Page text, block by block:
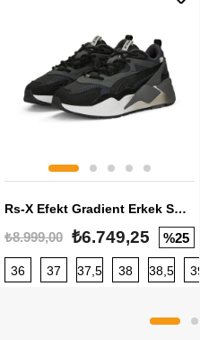
Rs-X Efekt Gradient Erkek Sneaker
₺8.999,00 ₺6.749,25 %25
36 37 37,5 38 38,5 39